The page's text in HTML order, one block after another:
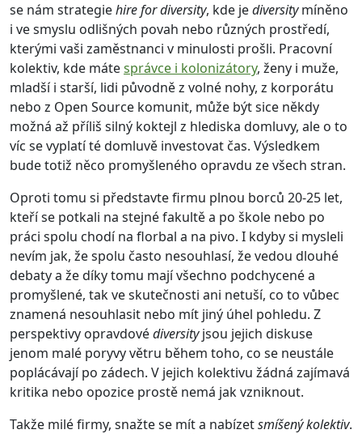
se nám strategiehire for diversity, kde jediversitymíněno
i ve smyslu odlišných povah nebo různých prostředí,
kterými vaši zaměstnanci v minulosti prošli. Pracovní
kolektiv, kde mátesprávce i kolonizátory, ženy i muže,
mladší i starší, lidi původně z volné nohy, z korporátu
nebo z Open Source komunit, může být sice někdy
možná až příliš silný koktejl z hlediska domluvy, ale o to
víc se vyplatí té domluvě investovat čas. Výsledkem
bude totiž něco promyšleného opravdu ze všech stran.
Oproti tomu si představte firmu plnou borců 20-25 let,
kteří se potkali na stejné fakultě a po škole nebo po
práci spolu chodí na florbal a na pivo. I kdyby si mysleli
nevím jak, že spolu často nesouhlasí, že vedou dlouhé
debaty a že díky tomu mají všechno podchycené a
promyšlené, tak ve skutečnosti ani netuší, co to vůbec
znamená nesouhlasit nebo mít jiný úhel pohledu. Z
perspektivy opravdovédiversityjsou jejich diskuse
jenom malé poryvy větru během toho, co se neustále
poplácávají po zádech. V jejich kolektivu žádná zajímavá
kritika nebo opozice prostě nemá jak vzniknout.
Takže milé firmy, snažte se mít a nabízetsmíšený kolektiv.